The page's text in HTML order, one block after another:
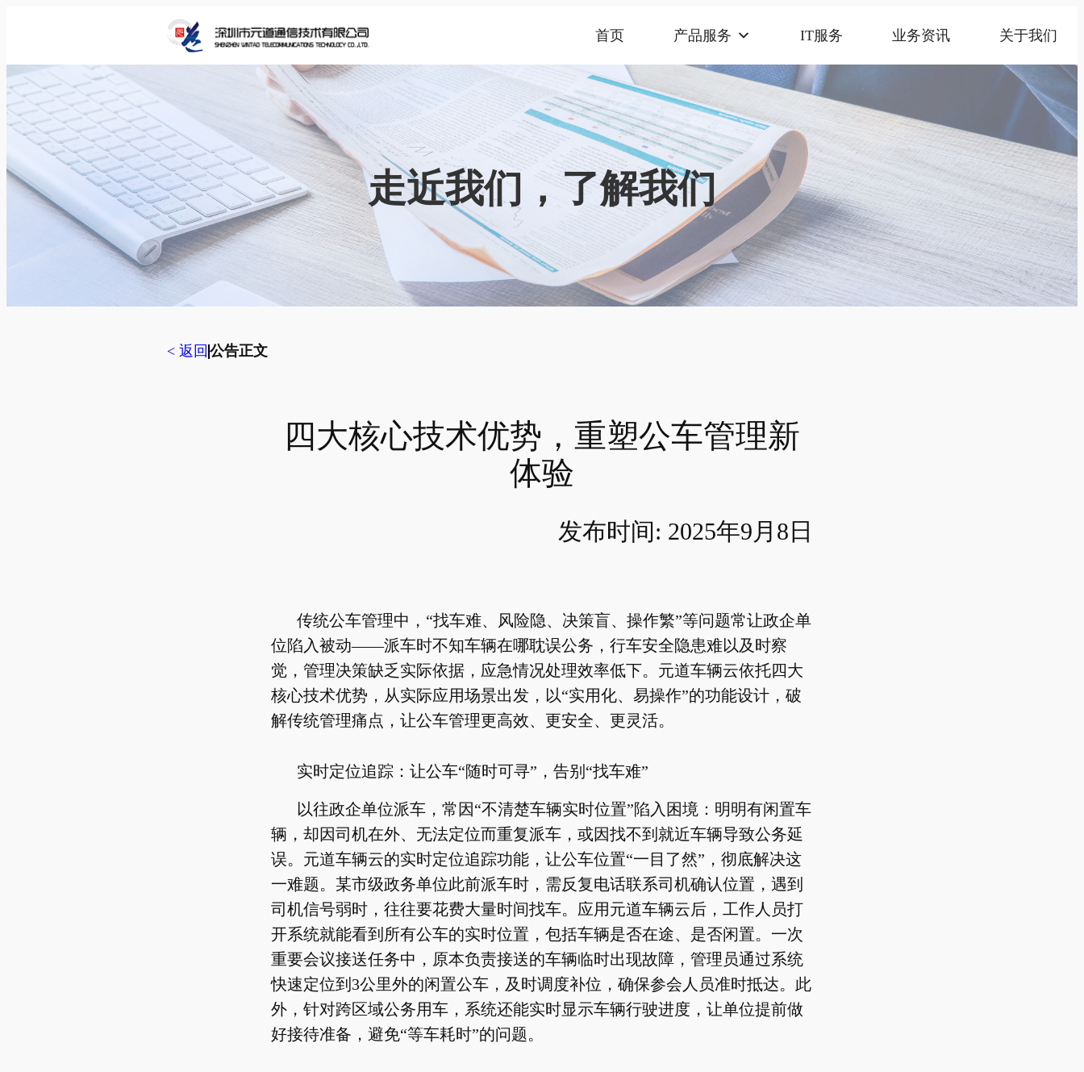
至
内
容
首页 产品服务 IT服务 业务资讯 关于我们
走近我们，了解我们
< 返回 公告正文
四大核心技术优势，重塑公车管理新
体验
发布时间: 2025年9月8日
传统公车管理中，“找车难、风险隐、决策盲、操作繁”等问题常让政企单
位陷入被动——派车时不知车辆在哪耽误公务，行车安全隐患难以及时察
觉，管理决策缺乏实际依据，应急情况处理效率低下。元道车辆云依托四大
核心技术优势，从实际应用场景出发，以“实用化、易操作”的功能设计，破
解传统管理痛点，让公车管理更高效、更安全、更灵活。
实时定位追踪：让公车“随时可寻”，告别“找车难”
以往政企单位派车，常因“不清楚车辆实时位置”陷入困境：明明有闲置车
辆，却因司机在外、无法定位而重复派车，或因找不到就近车辆导致公务延
误。元道车辆云的实时定位追踪功能，让公车位置“一目了然”，彻底解决这
一难题。某市级政务单位此前派车时，需反复电话联系司机确认位置，遇到
司机信号弱时，往往要花费大量时间找车。应用元道车辆云后，工作人员打
开系统就能看到所有公车的实时位置，包括车辆是否在途、是否闲置。一次
重要会议接送任务中，原本负责接送的车辆临时出现故障，管理员通过系统
快速定位到3公里外的闲置公车，及时调度补位，确保参会人员准时抵达。此
外，针对跨区域公务用车，系统还能实时显示车辆行驶进度，让单位提前做
好接待准备，避免“等车耗时”的问题。